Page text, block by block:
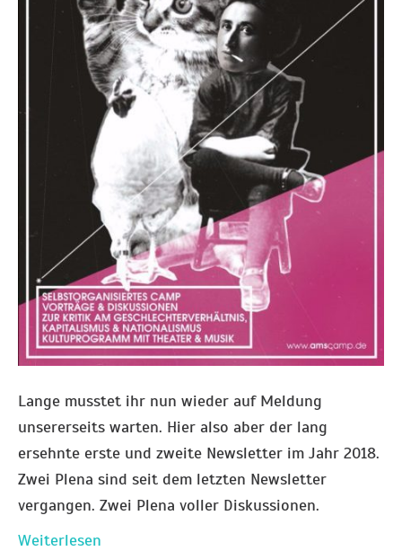
Lange musstet ihr nun wieder auf Meldung
unsererseits warten. Hier also aber der lang
ersehnte erste und zweite Newsletter im Jahr 2018.
Zwei Plena sind seit dem letzten Newsletter
vergangen. Zwei Plena voller Diskussionen.
Weiterlesen